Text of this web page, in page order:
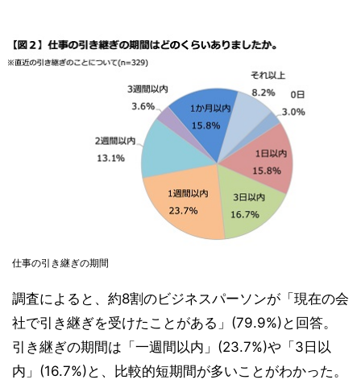
仕事の引き継ぎの期間
調査によると、約8割のビジネスパーソンが「現在の会
社で引き継ぎを受けたことがある」(79.9%)と回答。
引き継ぎの期間は「一週間以内」(23.7%)や「3日以
内」(16.7%)と、比較的短期間が多いことがわかった。